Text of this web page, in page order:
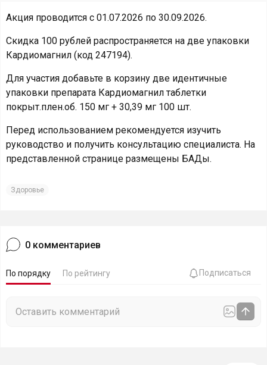
Акция проводится с 01.07.2026 по 30.09.2026.
Скидка 100 рублей распространяется на две упаковки
Кардиомагнил (код 247194).
Для участия добавьте в корзину две идентичные
упаковки препарата Кардиомагнил таблетки
покрыт.плен.об. 150 мг + 30,39 мг 100 шт.
Перед использованием рекомендуется изучить
руководство и получить консультацию специалиста. На
представленной странице размещены БАДы.
Здоровье
0 комментариев
По порядку По рейтингу Подписаться